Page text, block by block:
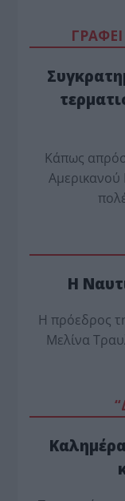
Κάπως
Αμερικανού
Η
Η πρόεδρος
Μελίνα